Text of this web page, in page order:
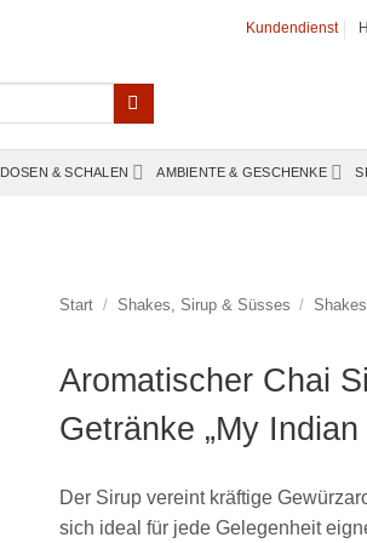
Kundendienst
DOSEN & SCHALEN AMBIENTE & GESCHENKE
Start / Shakes, Sirup & Süsses /
Aromatischer Chai
Getränke „My Indian
Der Sirup vereint kräftige
sich ideal für jede Gelegenheit